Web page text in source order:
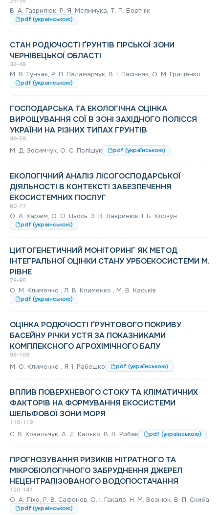
В. А. Гаврилюк, Р. Я. Мелимука, Т. П. Бортнік
pdf (українською)
СТАН РОДЮЧОСТІ ҐРУНТІВ ГІРСЬКОЇ ЗОНИ
ЧЕРНІВЕЦЬКОЇ ОБЛАСТІ
36-48
М. В. Гунчак, Р. П. Паламарчук, В. І. Пасічняк, О. М. Грищенко
pdf (українською)
ГОСПОДАРСЬКА ТА ЕКОЛОГІЧНА ОЦІНКА
ВИРОЩУВАННЯ СОЇ В ЗОНІ ЗАХІДНОГО ПОЛІССЯ
УКРАЇНИ НА РІЗНИХ ТИПАХ ГРУНТІВ
49-59
М. Д. Зосимчук, О. С. Поліщук pdf (українською)
ЕКОЛОГІЧНИЙ АНАЛІЗ ЛІСОГОСПОДАРСЬКОЇ
ДІЯЛЬНОСТІ В КОНТЕКСТІ ЗАБЕЗПЕЧЕННЯ
ЕКОСИСТЕМНИХ ПОСЛУГ
60-77
О. А. Караїм, О. О. Цьось, З. В. Лавринюк, І. Б. Клочун
pdf (українською)
ЦИТОГЕНЕТИЧНИЙ МОНІТОРИНГ ЯК МЕТОД
ІНТЕГРАЛЬНОЇ ОЦІНКИ СТАНУ УРБОЕКОСИСТЕМИ М.
РІВНЕ
78-95
О. М. Клименко , Л. В. Клименко , М. В. Каськів
pdf (українською)
ОЦІНКА РОДЮЧОСТІ ҐРУНТОВОГО ПОКРИВУ
БАСЕЙНУ РІЧКИ УСТЯ ЗА ПОКАЗНИКАМИ
КОМПЛЕКСНОГО АГРОХІМІЧНОГО БАЛУ
96-109
М. О. Клименко , Я. І. Рабешко pdf (українською)
ВПЛИВ ПОВЕРХНЕВОГО СТОКУ ТА КЛІМАТИЧНИХ
ФАКТОРІВ НА ФОРМУВАННЯ ЕКОСИСТЕМИ
ШЕЛЬФОВОЇ ЗОНИ МОРЯ
110-119
С. В. Ковальчук, А. Д. Калько, В. В. Рибак pdf (українською)
ПРОГНОЗУВАННЯ РИЗИКІВ НІТРАТНОГО ТА
МІКРОБІОЛОГІЧНОГО ЗАБРУДНЕННЯ ДЖЕРЕЛ
НЕЦЕНТРАЛІЗОВАНОГО ВОДОПОСТАЧАННЯ
120-141
О. А. Ліхо, Р. В. Сафонов, О. І. Гакало, Н. М. Вознюк, В. П. Скиба
pdf (українською)